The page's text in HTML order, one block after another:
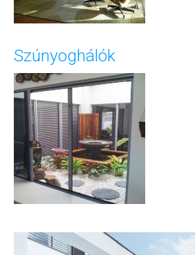
Szúnyoghálók